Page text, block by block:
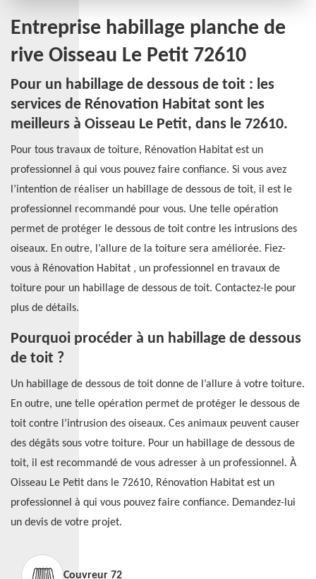
Entreprise habillage planche de
rive Oisseau Le Petit 72610
Pour un habillage de dessous de toit : les
services de Rénovation Habitat sont les
meilleurs à Oisseau Le Petit, dans le 72610.
Pour tous travaux de toiture, Rénovation Habitat est un
professionnel à qui vous pouvez faire confiance. Si vous avez
l’intention de réaliser un habillage de dessous de toit, il est le
professionnel recommandé pour vous. Une telle opération
permet de protéger le dessous de toit contre les intrusions des
oiseaux. En outre, l’allure de la toiture sera améliorée. Fiez-
vous à Rénovation Habitat , un professionnel en travaux de
toiture pour un habillage de dessous de toit. Contactez-le pour
plus de détails.
Pourquoi procéder à un habillage de dessous
de toit ?
Un habillage de dessous de toit donne de l’allure à votre toiture.
En outre, une telle opération permet de protéger le dessous de
toit contre l’intrusion des oiseaux. Ces animaux peuvent causer
des dégâts sous votre toiture. Pour un habillage de dessous de
toit, il est recommandé de vous adresser à un professionnel. À
Oisseau Le Petit dans le 72610, Rénovation Habitat est un
professionnel à qui vous pouvez faire confiance. Demandez-lui
un devis de votre projet.
Couvreur 72